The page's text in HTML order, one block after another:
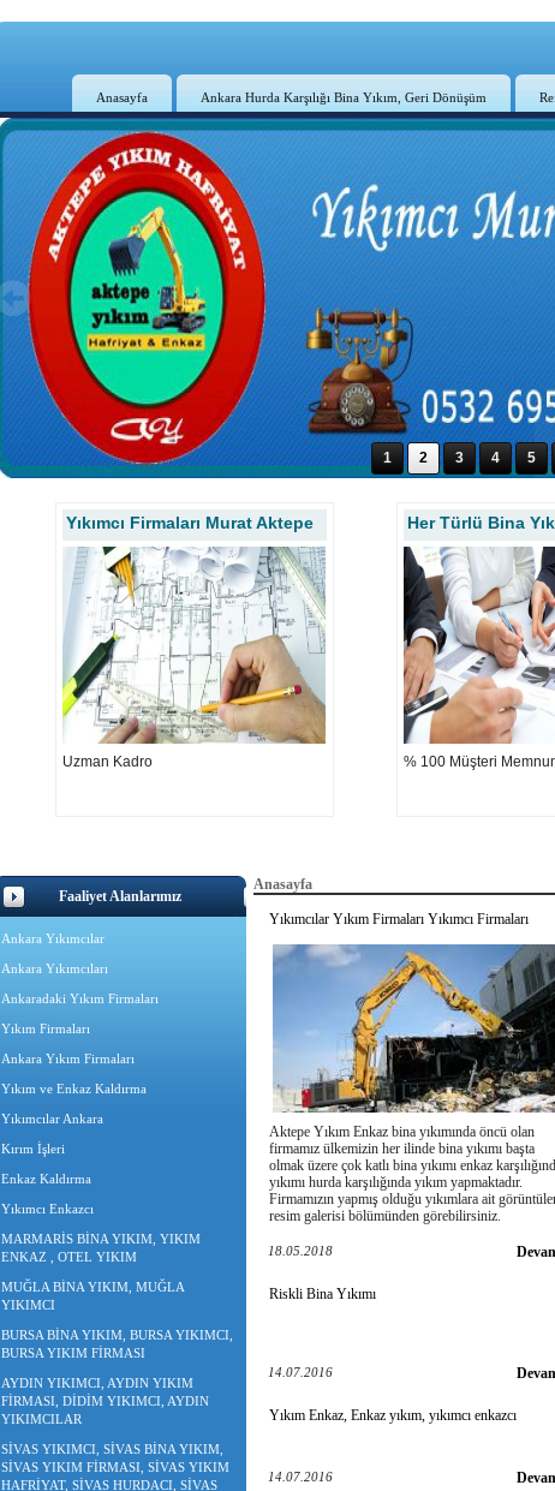
Anasayfa Ankara Hurda Karşılığı Bina Yıkım, Geri Dönüşüm
1 2 3 4 5
Yıkımcı Firmaları Murat Aktepe
Uzman Kadro
Her Türlü Bina
% 100 Müşteri
Faaliyet Alanlarımız
Ankara Yıkımcılar
Ankara Yıkımcıları
Ankaradaki Yıkım Firmaları
Yıkım Firmaları
Ankara Yıkım Firmaları
Yıkım ve Enkaz Kaldırma
Yıkımcılar Ankara
Kırım İşleri
Enkaz Kaldırma
Yıkımcı Enkazcı
MARMARİS BİNA YIKIM, YIKIM
ENKAZ , OTEL YIKIM
MUĞLA BİNA YIKIM, MUĞLA
YIKIMCI
BURSA BİNA YIKIM, BURSA YIKIMCI,
BURSA YIKIM FİRMASI
AYDIN YIKIMCI, AYDIN YIKIM
FİRMASI, DİDİM YIKIMCI, AYDIN
YIKIMCILAR
SİVAS YIKIMCI, SİVAS BİNA YIKIM,
SİVAS YIKIM FİRMASI, SİVAS YIKIM
HAFRİYAT, SİVAS HURDACI, SİVAS
Anasayfa
Yıkımcılar Yıkım Firmaları Yıkımcı Firmaları
Aktepe Yıkım Enkaz bina yıkımında öncü olan
firmamız ülkemizin her ilinde bina yıkımı başta
olmak üzere çok katlı bina yıkımı enkaz
yıkımı hurda karşılığında yıkım yapmaktadır.
Firmamızın yapmış olduğu yıkımlara ait
resim galerisi bölümünden görebilirsiniz.
18.05.2018
Riskli Bina Yıkımı
14.07.2016
Yıkım Enkaz, Enkaz yıkım, yıkımcı enkazcı
14.07.2016